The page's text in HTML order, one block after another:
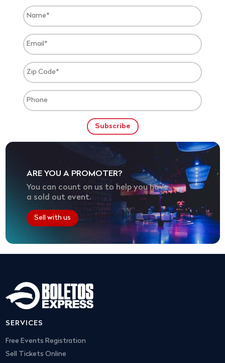
ARE YOU A PROMOTER?
You can count on us to help you have
a sold out event.
Sell with us
SERVICES
Free Events Registration
Sell Tickets Online